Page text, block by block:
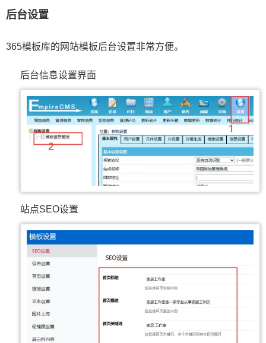
后台设置
365模板库的网站模板后台设置非常方便。
后台信息设置界面
站点SEO设置